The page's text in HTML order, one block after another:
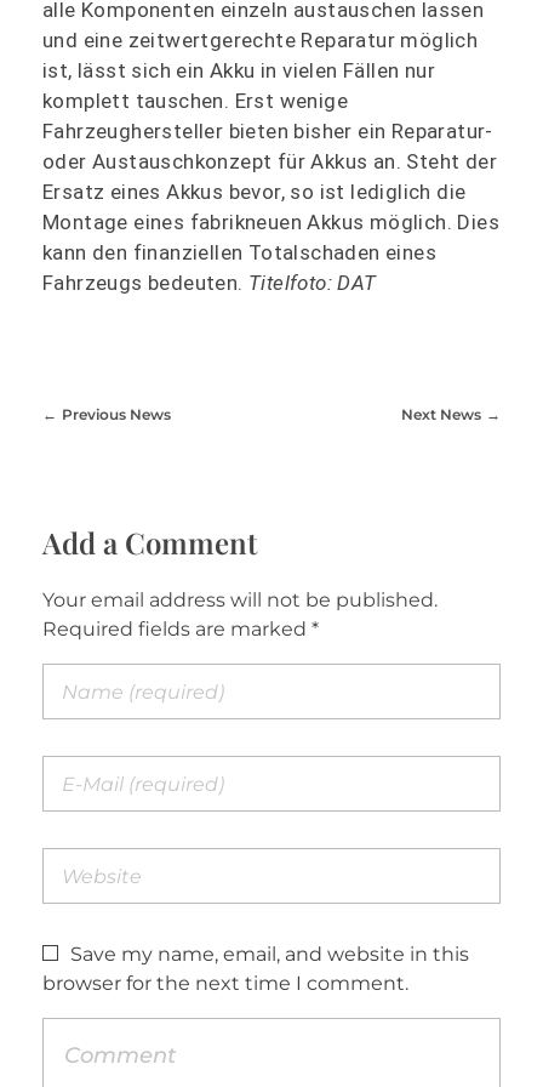
alle Komponenten einzeln austauschen lassen
und eine zeitwertgerechte Reparatur möglich
ist, lässt sich ein Akku in vielen Fällen nur
komplett tauschen. Erst wenige
Fahrzeughersteller bieten bisher ein Reparatur-
oder Austauschkonzept für Akkus an. Steht der
Ersatz eines Akkus bevor, so ist lediglich die
Montage eines fabrikneuen Akkus möglich. Dies
kann den finanziellen Totalschaden eines
Fahrzeugs bedeuten. Titelfoto: DAT
Previous News Next News
Add a Comment
Your email address will not be published.
Required fields are marked *
Save my name, email, and website in this
browser for the next time I comment.